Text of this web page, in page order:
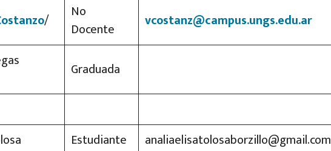
/
No
Docente
vcostanz@campus.ungs.edu.ar
Graduada
Estudiante analiaelisatolosaborzillo@gmail.com